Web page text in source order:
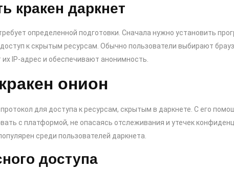
кракен даркнет
определенной подготовки. Сначала нужно установить
к скрытым ресурсам. Обычно пользователи выбирают
IP-адрес и обеспечивают анонимность.
онион
для доступа к ресурсам, скрытым в даркнете. С его
с платформой, не опасаясь отслеживания и утечек
среди пользователей даркнета.
доступа